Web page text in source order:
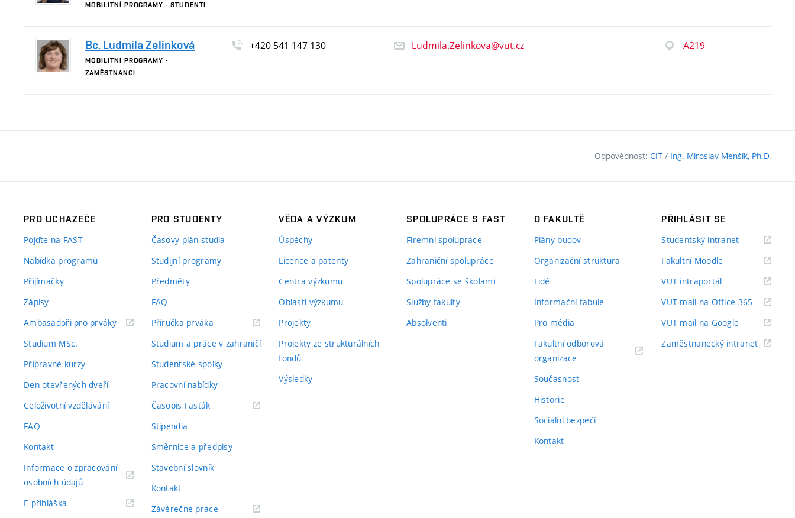
MOBILITNÍ PROGRAMY - STUDENTI
Bc. Ludmila Zelinková
MOBILITNÍ PROGRAMY -
ZAMĚSTNANCI
+420541 147130 Ludmila.Zelinkova@vut.cz A219
Odpovědnost: CIT / Ing. Miroslav Menšík, Ph.D.
PRO UCHAZEČE
Pojďte na FAST
Nabídka programů
Přijímačky
Zápisy
Ambasadoři pro prváky(externí
Studium MSc.
Přípravné kurzy
Den otevřených dveří
Celoživotní vzdělávání
FAQ
Kontakt
Informace o zpracování
osobních údajů(externí
E-přihláška
PRO STUDENTY
Časový plán studia
Studijní programy
Předměty
FAQ
Příručka prváka(externí
Studium a práce v zahraničí
Studentské spolky
Pracovní nabídky
Časopis Fasťák(externí
Stipendia
Směrnice a předpisy
Stavební slovník
Kontakt
Závěrečné práce(externí
VĚDA A VÝZKUM
Úspěchy
Licence a patenty
Centra výzkumu
Oblasti výzkumu
Projekty
Projekty ze strukturálních
fondů
Výsledky
SPOLUPRÁCE S FAST
Firemní spolupráce
Zahraniční spolupráce
Spolupráce se školami
Služby fakulty
Absolventi
O FAKULTĚ
Plány budov
Organizační struktura
Lidé
Informační tabule
Pro média
Fakultní odborová
organizace
Současnost
Historie
Sociální bezpečí
Kontakt
PŘIHLÁSIT SE
Studentský intranet(externí
Fakultní Moodle
VUT intraportál(externí
VUT mail na Office 365 (externí
odkaz)
VUT mail na Google (externí
Zaměstnanecký intranet(externí